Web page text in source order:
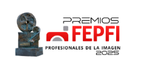
contenido